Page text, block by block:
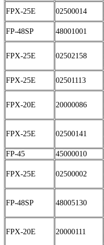
FPX-25E 02500014
FP-48SP 48001001
FPX-25E 02502158
FPX-25E 02501113
FPX-20E 20000086
FPX-25E 02500141
FP-45 45000010
FPX-25E 02500002
FP-48SP 48005130
FPX-20E 20000111